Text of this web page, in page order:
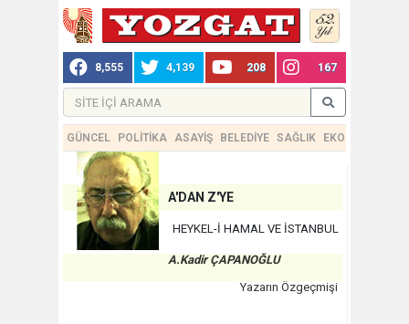
8,555 4,139 208 167
GÜNCEL POLİTİKA ASAYİŞ BELEDİYE SAĞLIK EKONOMİ
A'DAN Z'YE
HEYKEL-İ HAMAL VE İSTANBUL
A.Kadir ÇAPANOĞLU
Yazarın Özgeçmişi